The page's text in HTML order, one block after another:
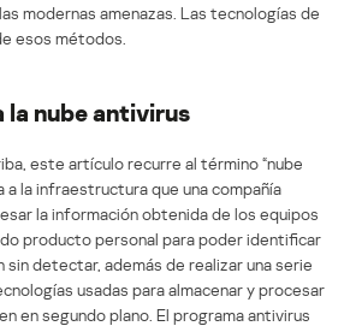
modernas amenazas. Las tecnologías de
esos métodos.
la nube antivirus
este artículo recurre al término “nube
a la infraestructura que una compañía
la información obtenida de los equipos
producto personal para poder identificar
sin detectar, además de realizar una serie
usadas para almacenar y procesar
en segundo plano. El programa antivirus